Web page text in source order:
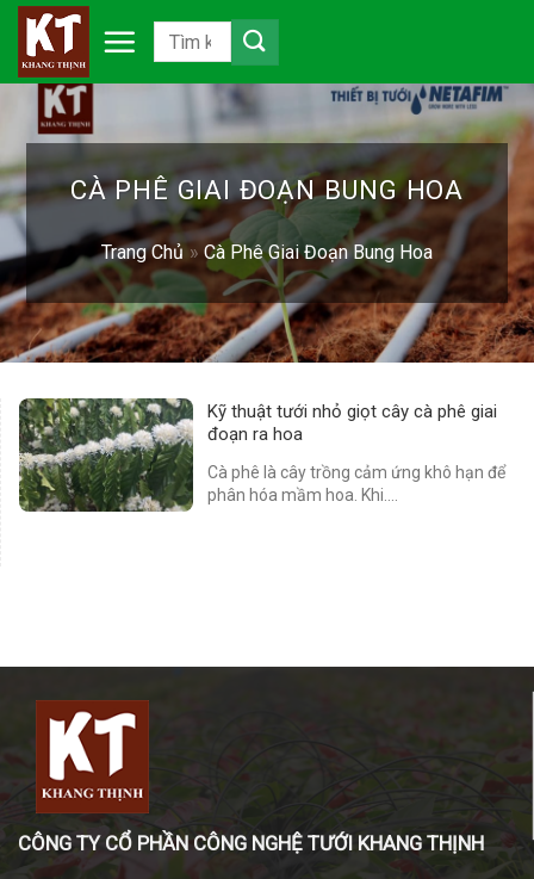
Chuyển
nội
CÀ PHÊ GIAI ĐOẠN BUNG HOA
Trang Chủ » Cà Phê Giai Đoạn Bung Hoa
Kỹ thuật tưới nhỏ giọt cây cà phê giai
đoạn ra hoa
Cà phê là cây trồng cảm ứng khô hạn để
phân hóa mầm hoa. Khi....
CÔNG TY CỔ PHẦN CÔNG NGHỆ TƯỚI KHANG THỊNH